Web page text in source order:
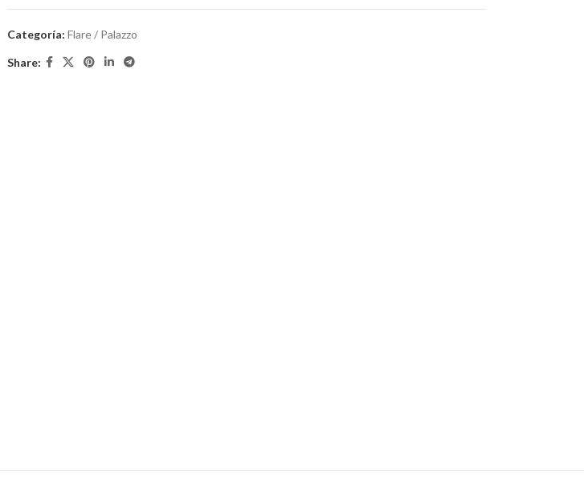
Categoría: Flare / Palazzo
Share: